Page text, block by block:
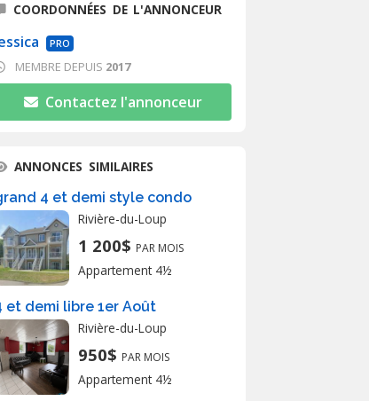
COORDONNÉES DE L'ANNONCEUR
PRO
MEMBRE DEPUIS 2017
Contactez l'annonceur
ANNONCES SIMILAIRES
4 et demi style condo
Rivière-du-Loup
1 200$ PAR MOIS
Appartement 4½
et demi libre 1er Août
Rivière-du-Loup
950$ PAR MOIS
Appartement 4½